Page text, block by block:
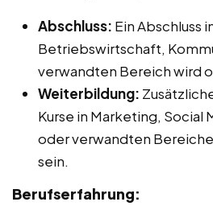
Abschluss: Ein Abschluss
Betriebswirtschaft,
verwandten Bereich wird
Weiterbildung:
Kurse in Marketing, Social
oder verwandten
sein.
Berufserfahrung: